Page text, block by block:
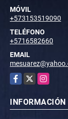
MÓVIL
+573153519090
TELÉFONO
+5716582660
EMAIL
Facebook
X Instagram
INFORMACIÓN